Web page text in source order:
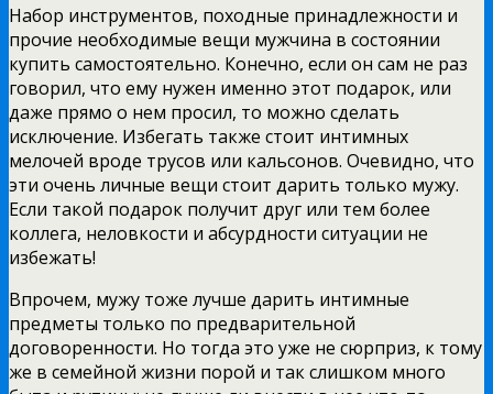
Набор инструментов, походные принадлежности и
прочие необходимые вещи мужчина в состоянии
купить самостоятельно. Конечно, если он сам не раз
говорил, что ему нужен именно этот подарок, или
даже прямо о нем просил, то можно сделать
исключение. Избегать также стоит интимных
мелочей вроде трусов или кальсонов. Очевидно, что
эти очень личные вещи стоит дарить только мужу.
Если такой подарок получит друг или тем более
коллега, неловкости и абсурдности ситуации не
избежать!
Впрочем, мужу тоже лучше дарить интимные
предметы только по предварительной
договоренности. Но тогда это уже не сюрприз, к тому
же в семейной жизни порой и так слишком много